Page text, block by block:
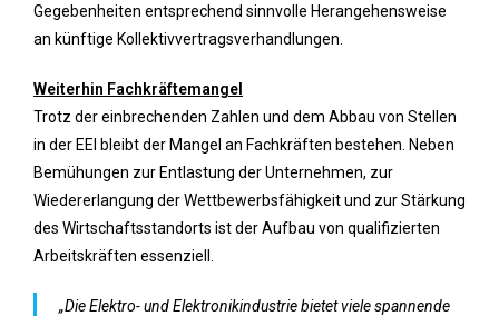
Gegebenheiten entsprechend sinnvolle Herangehensweise
an künftige Kollektivvertragsverhandlungen.
Weiterhin Fachkräftemangel
Trotz der einbrechenden Zahlen und dem Abbau von Stellen
in der EEI bleibt der Mangel an Fachkräften bestehen. Neben
Bemühungen zur Entlastung der Unternehmen, zur
Wiedererlangung der Wettbewerbsfähigkeit und zur Stärkung
des Wirtschaftsstandorts ist der Aufbau von qualifizierten
Arbeitskräften essenziell.
„Die Elektro- und Elektronikindustrie bietet viele spannende